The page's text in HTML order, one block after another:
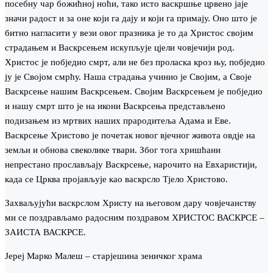
посебну чар божићној ноћи, тако исто васкршње црвено јаје
значи радост и за оне који га дају и који га примају. Оно што је
битно нагласити у вези овог празника је то да Христос својим
страдањем и Васкрсењем искупљује цјели човјечији род.
Христос је побједио смрт, али не без проласка кроз њу, побједио
ју је Својом смрћу. Наша страдања учинио је Својим, а Своје
Васкрсење нашим Васкрсењем. Својим Васкрсењем је побједио
и нашу смрт што је на икони Васкрсења представљено
подизањем из мртвих наших прародитеља Адама и Еве.
Васкрсење Христово је почетак новог вјечног живота овдје на
земљи и обнова свеколике твари. Због тога хришћани
непрестано прослављају Васкрсење, нарочито на Евхаристији,
када се Црква пројављује као васкрсло Тјело Христово.
Захваљујући васкрслом Христу на његовом дару човјечанству
ми се поздрављамо радосним поздравом ХРИСТОС ВАСКРСЕ –
ЗАИСТА ВАСКРСЕ.
Јереј Марко Малеш – старјешина зеничког храма